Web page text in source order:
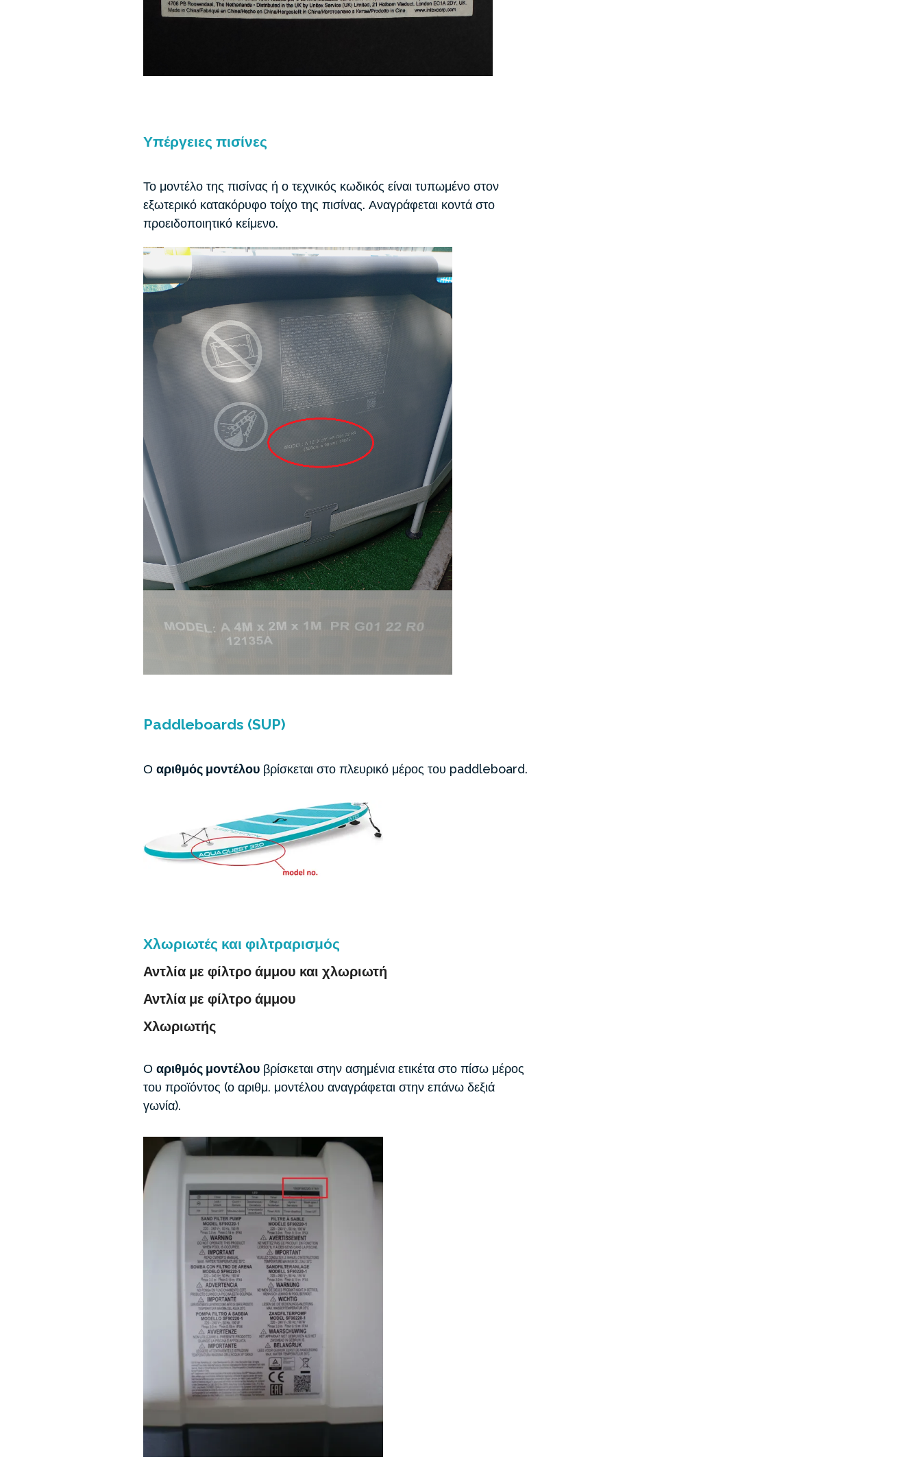
Υπέργειες πισίνες
Το μοντέλο της πισίνας ή ο τεχνικός κωδικός είναι τυπωμένο στον
εξωτερικό κατακόρυφο τοίχο της πισίνας. Αναγράφεται κοντά στο
προειδοποιητικό κείμενο.
Paddleboards (SUP)
Ο αριθμός μοντέλου βρίσκεται στο πλευρικό μέρος του paddleboard.
Χλωριωτές και φιλτραρισμός
Αντλία με φίλτρο άμμου και χλωριωτή
Αντλία με φίλτρο άμμου
Χλωριωτής
Ο αριθμός μοντέλου βρίσκεται στην ασημένια ετικέτα στο πίσω μέρος
του προϊόντος (ο αριθμ. μοντέλου αναγράφεται στην επάνω δεξιά
γωνία).